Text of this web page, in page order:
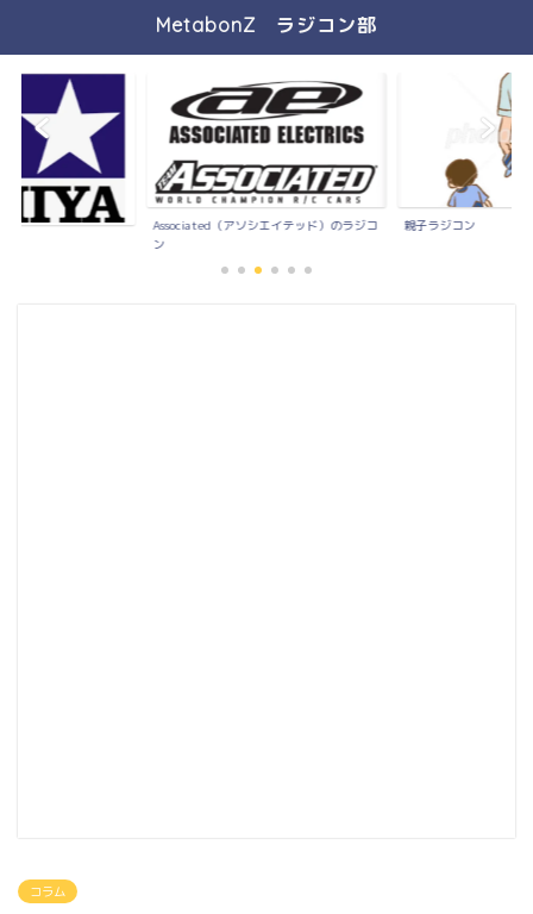
MetabonZ ラジコン部
Associated（アソシエイテッド）のラジコ
ン
親子ラジコン
コラム